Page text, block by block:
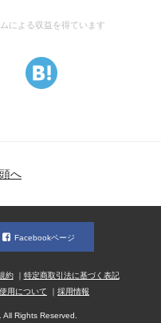
による収益を得ています
へ
Facebookページ
約
特定商取引法に基づく表記
用について 採用情報
Rights Reserved.